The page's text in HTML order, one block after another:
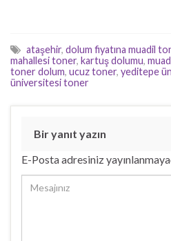
ataşehir, dolum fiyatına muadil
mahallesi toner, kartuş dolumu,
toner dolum, ucuz toner, yeditepe
üniversitesi toner
Bir yanıt yazın
E-Posta adresiniz